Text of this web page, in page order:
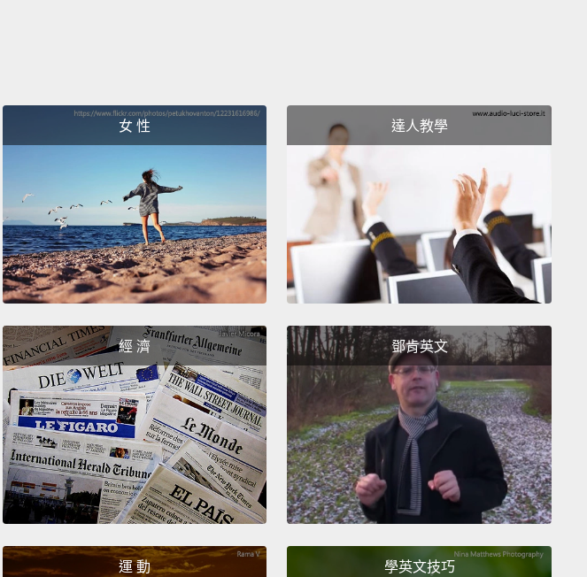
vanilla iced Ariana Grande.
然後有知道自己要什麼的人，不過他們...他們－－有夠複雜
的。那就是問題所在。我前面有一個女人，她點一杯...一杯摩
卡無奶泡多鮮奶油無糖雙份濃縮咖啡無脂香草小天后大杯星冰
樂(註一)。然後...
Then after you place your order, you walk over to the
barista station, which is a fancy name for "coffee-pourer
person," and— This is a place where people stand as
close to the counter as they possibly can, even though
there are 12 people waiting for their order that were before
them.
接著你點完咖啡後，你走去咖啡調理師櫃台，那是「倒咖啡的
人」比較厲害的名字，然後－－ 這是一個大家都盡可能要站得
離櫃檯很近的地方，就算前面有十二個人在等他們的咖啡了。
And then, after you get your coffee, you have a seat,
which—you can't find a seat.
It's impossible, because I
女 性 達人教學
經 濟 鄧肯英文
運 動 學英文技巧